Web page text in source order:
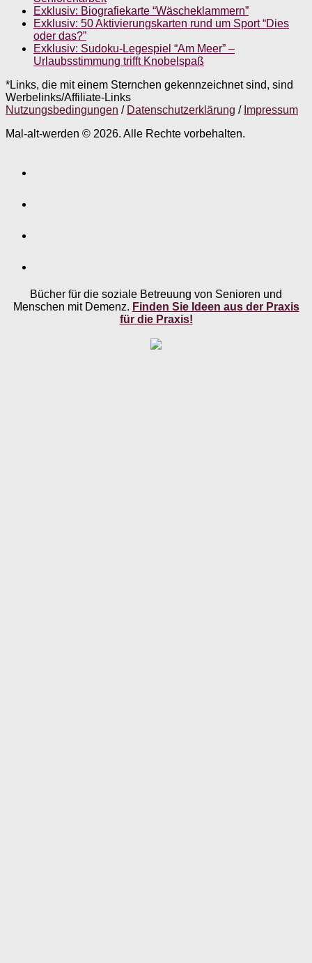
Exklusiv: Biografiekarte “Wäscheklammern”
Exklusiv: 50 Aktivierungskarten rund um Sport “Dies
oder das?”
Exklusiv: Sudoku-Legespiel “Am Meer” –
Urlaubsstimmung trifft Knobelspaß
*Links, die mit einem Sternchen gekennzeichnet sind, sind
Werbelinks/Affiliate-Links
Nutzungsbedingungen / Datenschutzerklärung / Impressum
Mal-alt-werden © 2026. Alle Rechte vorbehalten.
Bücher für die soziale Betreuung von Senioren und
Menschen mit Demenz. Finden Sie Ideen aus der Praxis
für die Praxis!